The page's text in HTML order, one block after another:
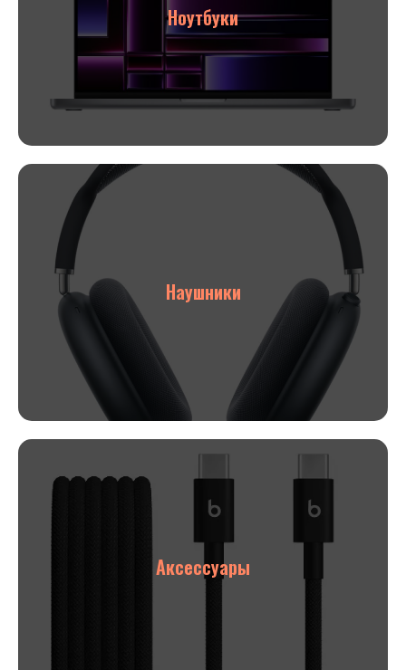
Ноутбуки
Наушники
Аксессуары